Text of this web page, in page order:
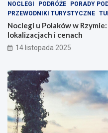
NOCLEGI PODRÓŻE
PORADY
PRZEWODNIKI TURYSTYCZNE
Noclegi u Polaków w
lokalizacjach i cenach
14 listopada 2025